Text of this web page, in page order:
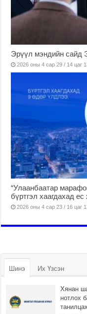
Эрүүл мэндийн
2026 оны 4 сар 29 / 14 цаг
“Улаанбаатар
бүртгэл хаагдахад
2026 оны 4 сар 23 / 16 цаг
Шинэ Их Үзсэн
Хянан
нотлох